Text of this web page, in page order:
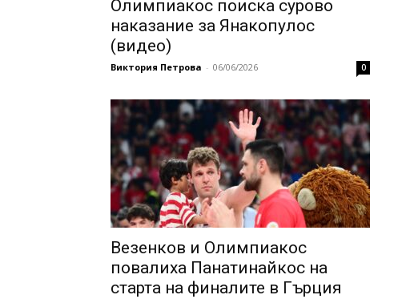
Олимпиакос поиска сурово
наказание за Янакопулос
(видео)
Виктория Петрова - 06/06/2026 0
Везенков и Олимпиакос
повалиха Панатинайкос на
старта на финалите в Гърция